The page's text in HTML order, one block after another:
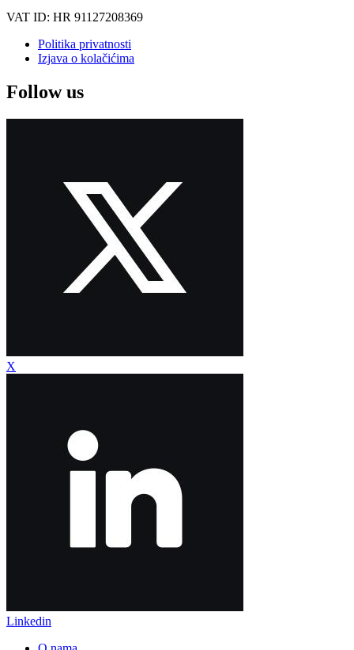
VAT ID: HR 91127208369
Politika privatnosti
Izjava o kolačićima
Follow us
X
Linkedin